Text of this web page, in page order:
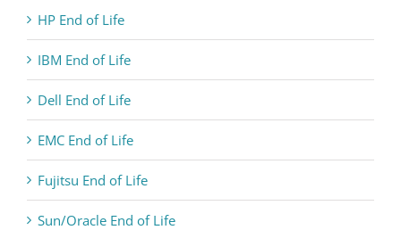
HP End of Life
IBM End of Life
Dell End of Life
EMC End of Life
Fujitsu End of Life
Sun/Oracle End of Life